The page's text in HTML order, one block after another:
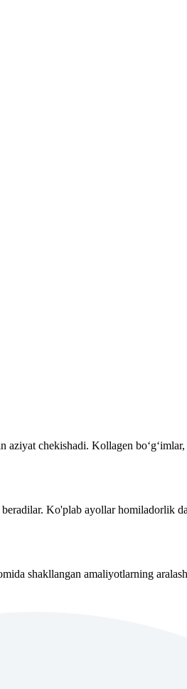
aziyat chekishadi. Kollagen
Ko'plab ayollar homiladorlik
shakllangan amaliyotlarning